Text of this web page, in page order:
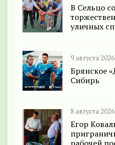
В Сельцо
уличных
9 августа
Брянское
Сибирь
8 августа
Егор